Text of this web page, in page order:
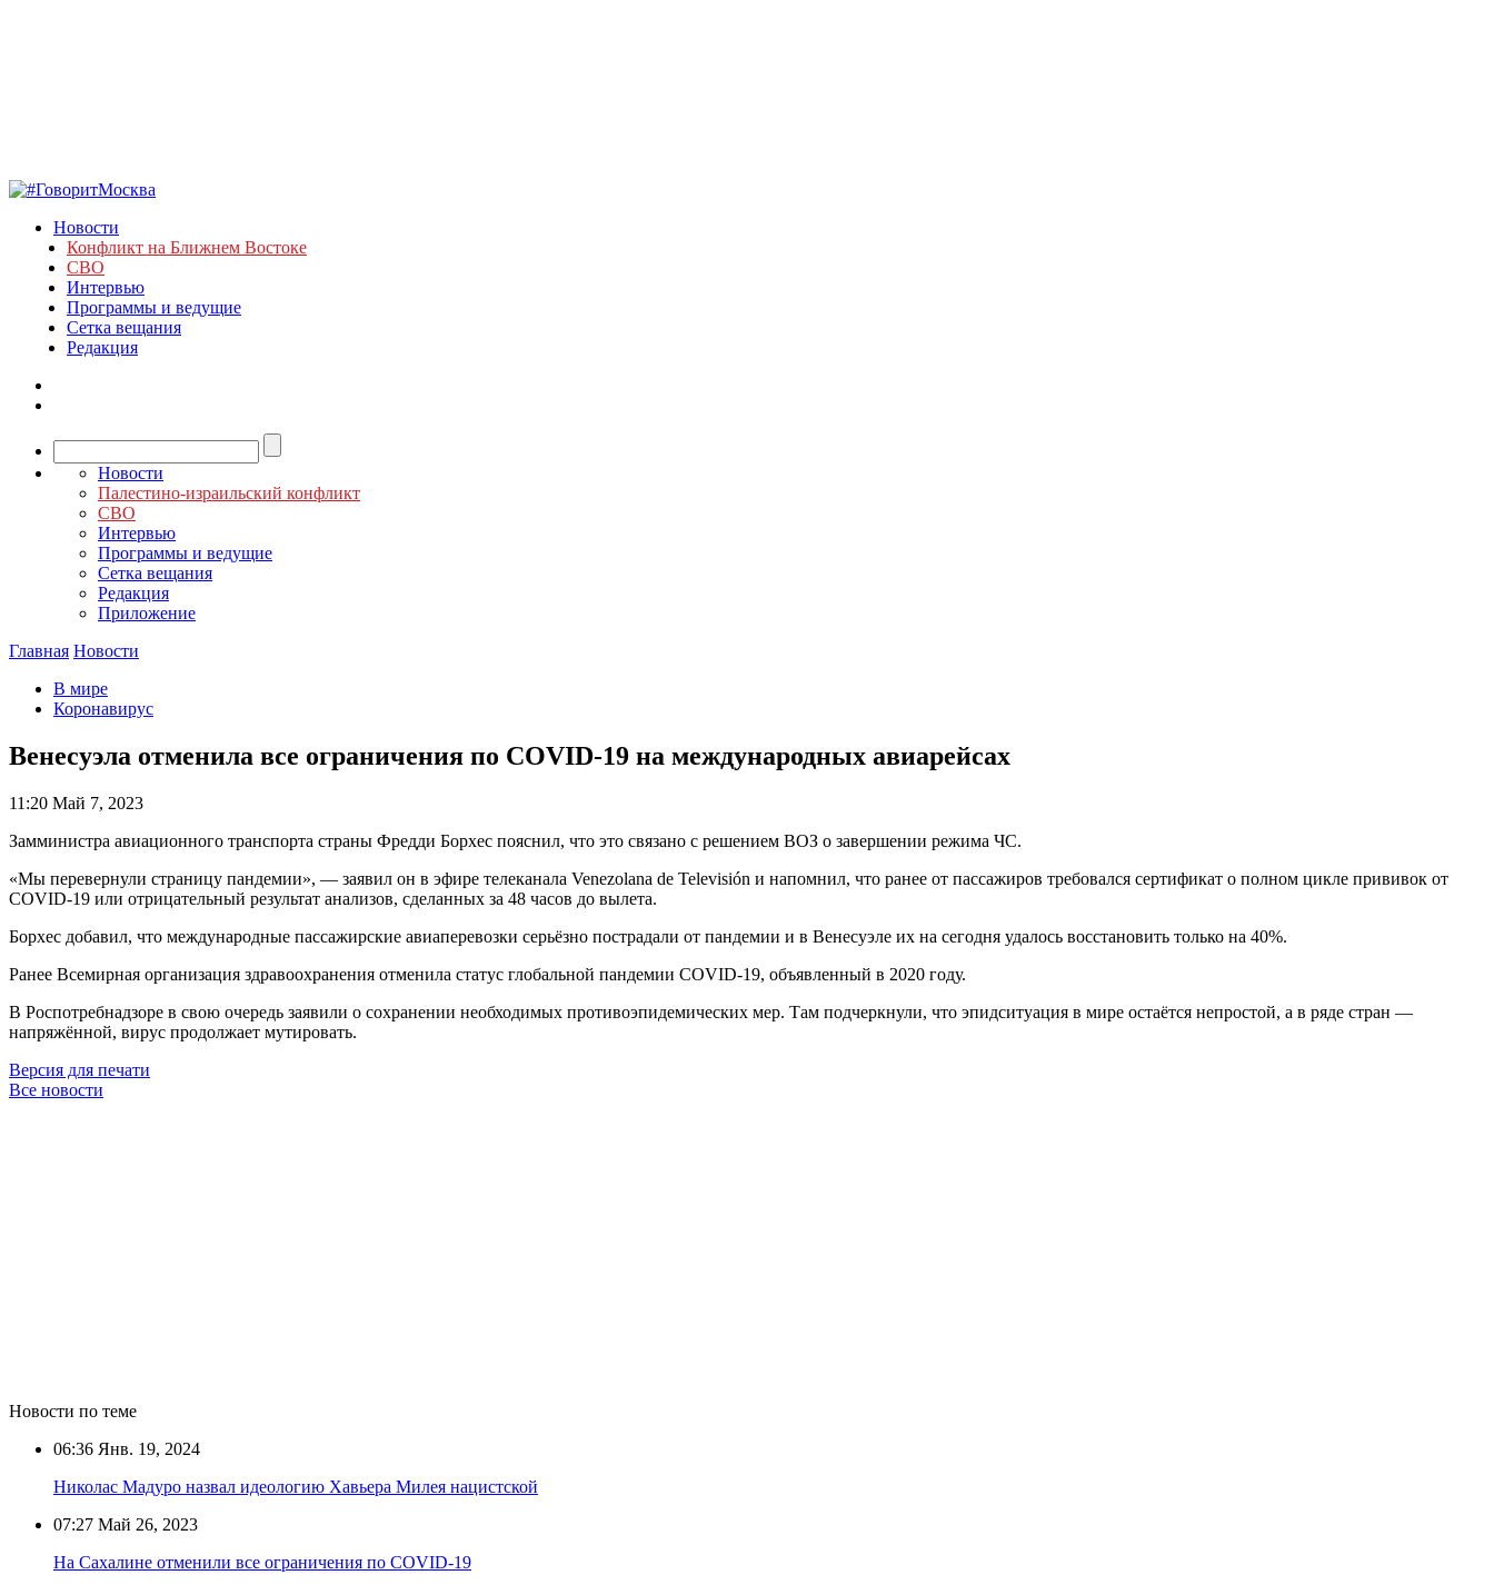
Новости
Конфликт на Ближнем Востоке
СВО
Интервью
Программы и ведущие
Сетка вещания
Редакция
Новости
Палестино-израильский конфликт
СВО
Интервью
Программы и ведущие
Сетка вещания
Редакция
Приложение
Главная Новости
В мире
Коронавирус
Венесуэла отменила все ограничения по COVID-19 на международных авиарейсах
11:20 Май 7, 2023
Замминистра авиационного транспорта страны Фредди Борхес пояснил, что это связано с решением ВОЗ о завершении режима ЧС.
«Мы перевернули страницу пандемии», — заявил он в эфире телеканала Venezolana de Televisión и напомнил, что ранее от пассажиров требовался сертификат о полном цикле прививок от
COVID-19 или отрицательный результат анализов, сделанных за 48 часов до вылета.
Борхес добавил, что международные пассажирские авиаперевозки серьёзно пострадали от пандемии и в Венесуэле их на сегодня удалось восстановить только на 40%.
Ранее Всемирная организация здравоохранения отменила статус глобальной пандемии COVID-19, объявленный в 2020 году.
В Роспотребнадзоре в свою очередь заявили о сохранении необходимых противоэпидемических мер. Там подчеркнули, что эпидситуация в мире остаётся непростой, а в ряде стран —
напряжённой, вирус продолжает мутировать.
Версия для печати
Все новости
Новости по теме
06:36 Янв. 19, 2024
Николас Мадуро назвал идеологию Хавьера Милея нацистской
07:27 Май 26, 2023
На Сахалине отменили все ограничения по COVID-19